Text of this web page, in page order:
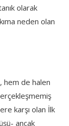
olarak
neden olan
hem de halen
karşı olan İlk
ancak